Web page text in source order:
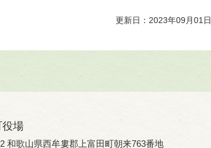
更新日：2023年09月01日
役場
和歌山県西牟婁郡上富田町朝来763番地